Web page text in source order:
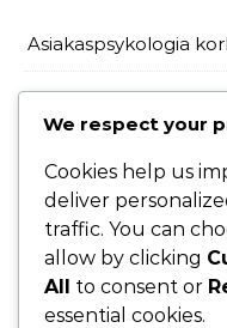
Asiakaspsykologia
Kaupan
Myyntistrategiat
We respect your
Cookies help us
deliver
traffic. You can
allow by clicking
All to consent or
essential cookies.